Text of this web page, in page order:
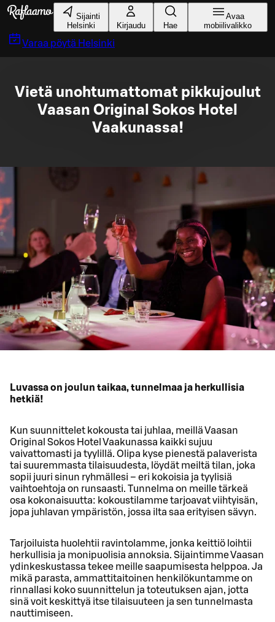
Siirry pääsisältöön
Sijainti
Helsinki
Kirjaudu Hae
Avaa
mobiilivalikko
Varaa pöytä Helsinki
Vietä unohtumattomat pikkujoulut
Vaasan Original Sokos Hotel
Vaakunassa!
Luvassa on joulun taikaa, tunnelmaa ja herkullisia
hetkiä!
Kun suunnittelet kokousta tai juhlaa, meillä Vaasan
Original Sokos Hotel Vaakunassa kaikki sujuu
vaivattomasti ja tyylillä. Olipa kyse pienestä palaverista
tai suuremmasta tilaisuudesta, löydät meiltä tilan, joka
sopii juuri sinun ryhmällesi – eri kokoisia ja tyylisiä
vaihtoehtoja on runsaasti. Tunnelma on meille tärkeä
osa kokonaisuutta: kokoustilamme tarjoavat viihtyisän,
jopa juhlavan ympäristön, jossa ilta saa erityisen sävyn.
Tarjoiluista huolehtii ravintolamme, jonka keittiö loihtii
herkullisia ja monipuolisia annoksia. Sijaintimme Vaasan
ydinkeskustassa tekee meille saapumisesta helppoa. Ja
mikä parasta, ammattitaitoinen henkilökuntamme on
rinnallasi koko suunnittelun ja toteutuksen ajan, jotta
sinä voit keskittyä itse tilaisuuteen ja sen tunnelmasta
nauttimiseen.